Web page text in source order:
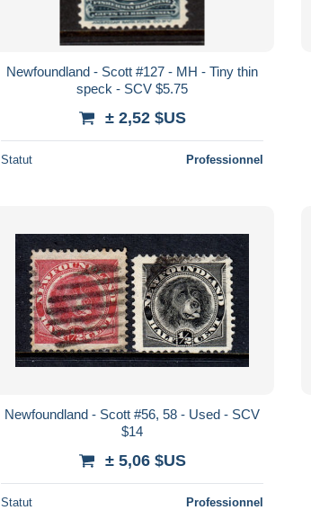
Newfoundland - Scott #127 - MH - Tiny thin
speck - SCV $5.75
± 2,52 $US
Statut Professionnel
Newfoundland - Scott #56, 58 - Used - SCV
$14
± 5,06 $US
Statut Professionnel